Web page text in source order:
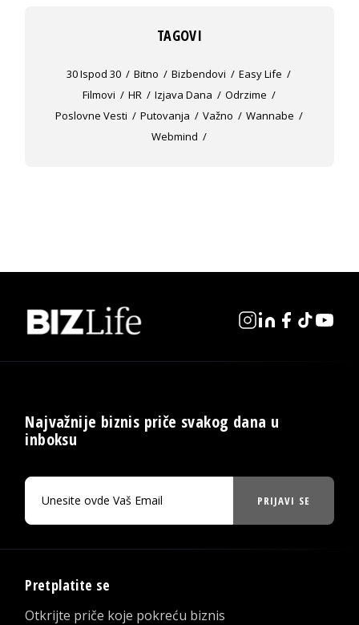
TAGOVI
30 Ispod 30 Bitno Bizbendovi
Easy Life
Filmovi
HR Izjava Dana
Odrzime
Poslovne Vesti
Putovanja Važno
Wannabe
Webmind
Najvažnije biznis priče svakog dana u
inboksu
PRIJAVI SE
Pretplatite se
Otkrijte priče koje pokreću biznis